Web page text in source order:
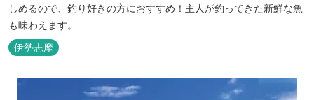
しめるので、釣り好きの方におすすめ！主人が釣ってきた新鮮な魚
も味わえます。
伊勢志摩